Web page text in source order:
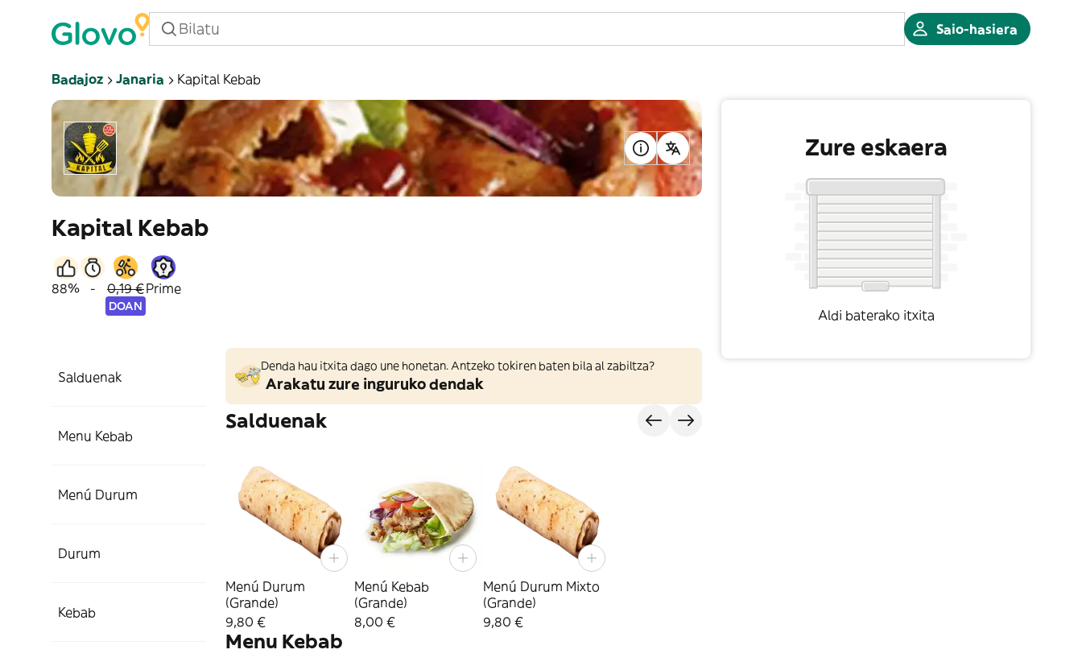
Saio-hasiera
Badajoz Janaria Kapital Kebab
Kapital Kebab
88% - 0,19 €
DOAN
Prime
Salduenak
Menu Kebab
Menú Durum
Durum
Kebab
Denda hau itxita dago une honetan. Antzeko tokiren baten bila al zabiltza?
Arakatu zure inguruko dendak
Salduenak
Menú Durum
(Grande)
9,80 €
Menú Kebab
(Grande)
8,00 €
Menú Durum Mixto
(Grande)
9,80 €
Menu Kebab
Zure eskaera
Aldi baterako itxita